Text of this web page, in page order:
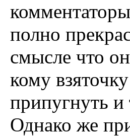
полно
смысле что
кому
припугнуть
Однако же